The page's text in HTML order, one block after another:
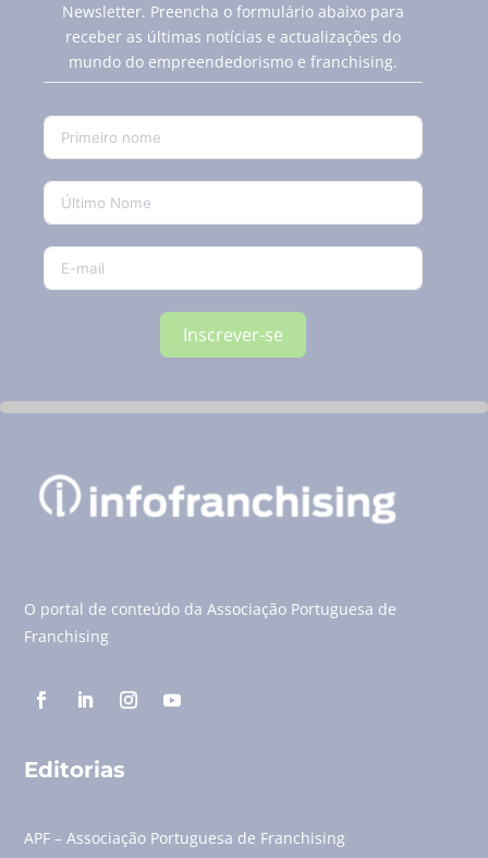
Newsletter. Preencha o formulário abaixo para
receber as últimas notícias e actualizações do
mundo do empreendedorismo e franchising.
Inscrever-se
O portal de conteúdo da Associação Portuguesa de
Franchising
Editorias
APF – Associação Portuguesa de Franchising